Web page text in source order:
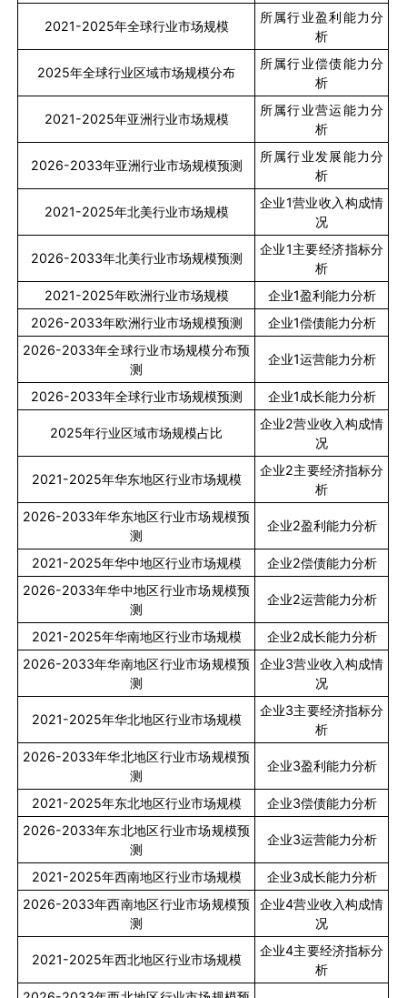
2021-2025年全球行业市场规模
所属行业盈利能力分
析
2025年全球行业区域市场规模分布
所属行业偿债能力分
析
2021-2025年亚洲行业市场规模
所属行业营运能力分
析
2026-2033年亚洲行业市场规模预测
所属行业发展能力分
析
2021-2025年北美行业市场规模
企业1营业收入构成情
况
2026-2033年北美行业市场规模预测
企业1主要经济指标分
析
2021-2025年欧洲行业市场规模 企业1盈利能力分析
2026-2033年欧洲行业市场规模预测 企业1偿债能力分析
2026-2033年全球行业市场规模分布预
测
企业1运营能力分析
2026-2033年全球行业市场规模预测 企业1成长能力分析
2025年行业区域市场规模占比
企业2营业收入构成情
况
2021-2025年华东地区行业市场规模
企业2主要经济指标分
析
2026-2033年华东地区行业市场规模预
测
企业2盈利能力分析
2021-2025年华中地区行业市场规模 企业2偿债能力分析
2026-2033年华中地区行业市场规模预
测
企业2运营能力分析
2021-2025年华南地区行业市场规模 企业2成长能力分析
2026-2033年华南地区行业市场规模预
测
企业3营业收入构成情
况
2021-2025年华北地区行业市场规模
企业3主要经济指标分
析
2026-2033年华北地区行业市场规模预
测
企业3盈利能力分析
2021-2025年东北地区行业市场规模 企业3偿债能力分析
2026-2033年东北地区行业市场规模预
测
企业3运营能力分析
2021-2025年西南地区行业市场规模 企业3成长能力分析
2026-2033年西南地区行业市场规模预
测
企业4营业收入构成情
况
2021-2025年西北地区行业市场规模
企业4主要经济指标分
析